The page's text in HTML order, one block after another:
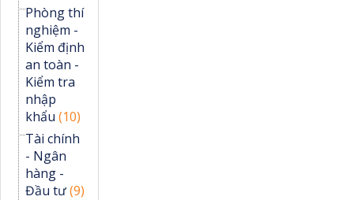
Phòng thí
nghiệm -
Kiểm định
an toàn -
Kiểm tra
nhập
khẩu (10)
Tài chính
- Ngân
hàng -
Đầu tư(9)